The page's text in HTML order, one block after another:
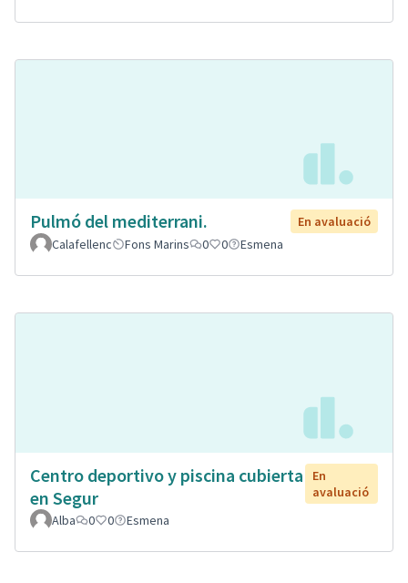
Pulmó del mediterrani.
En avaluació
Calafellenc
Fons Marins 0 0 Esmena
Centro deportivo y piscina cubierta
en Segur
En
avaluació
Alba
0 0 Esmena